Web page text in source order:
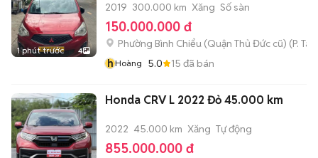
1 phút trước 4
2019 300.000 km Xăng Số sàn
150.000.000 đ
Phường Bình Chiểu (Quận Thủ Đức cũ) (P.
hHoàng 5.0 15 đã bán
Honda CRV L 2022 Đỏ 45.000 km
2022 45.000 km Xăng Tự động
855.000.000 đ